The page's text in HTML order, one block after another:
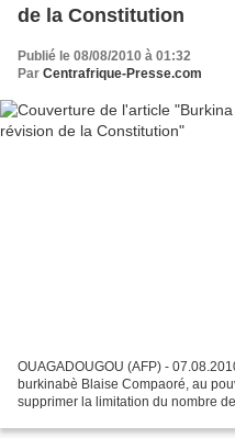
de la Constitution
Publié le 08/08/2010 à 01:32
Par Centrafrique-Presse.com
OUAGADOUGOU (AFP) -
burkinabè Blaise Compaoré, au
supprimer la limitation du nombre